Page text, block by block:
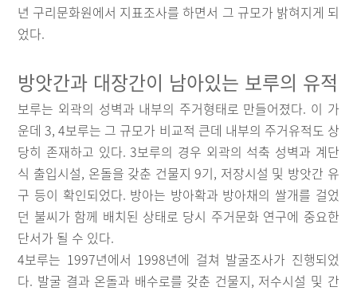
년 구리문화원에서 지표조사를 하면서 그 규모가 밝혀지게 되
었다.
방앗간과 대장간이 남아있는 보루의 유적
보루는 외곽의 성벽과 내부의 주거형태로 만들어졌다. 이 가
운데 3, 4보루는 그 규모가 비교적 큰데 내부의 주거유적도 상
당히 존재하고 있다. 3보루의 경우 외곽의 석축 성벽과 계단
식 출입시설, 온돌을 갖춘 건물지 9기, 저장시설 및 방앗간 유
구 등이 확인되었다. 방아는 방아확과 방아채의 쌀개를 걸었
던 불씨가 함께 배치된 상태로 당시 주거문화 연구에 중요한
단서가 될 수 있다.
4보루는 1997년에서 1998년에 걸쳐 발굴조사가 진행되었
다. 발굴 결과 온돌과 배수로를 갖춘 건물지, 저수시설 및 간